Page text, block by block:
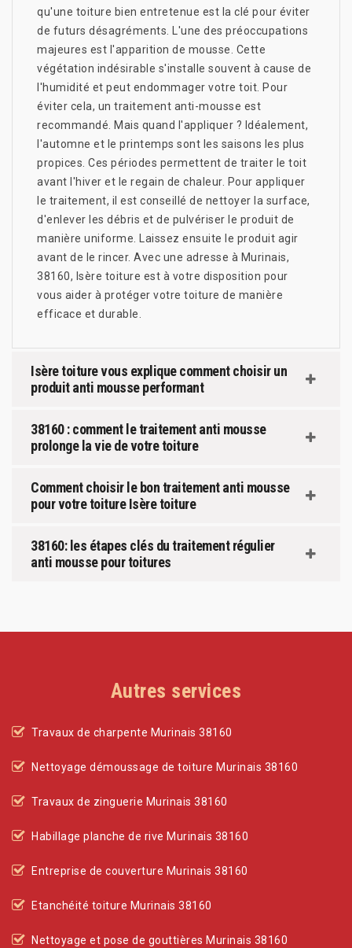
qu'une toiture bien entretenue est la clé pour éviter
de futurs désagréments. L'une des préoccupations
majeures est l'apparition de mousse. Cette
végétation indésirable s'installe souvent à cause de
l'humidité et peut endommager votre toit. Pour
éviter cela, un traitement anti-mousse est
recommandé. Mais quand l'appliquer ? Idéalement,
l'automne et le printemps sont les saisons les plus
propices. Ces périodes permettent de traiter le toit
avant l'hiver et le regain de chaleur. Pour appliquer
le traitement, il est conseillé de nettoyer la surface,
d'enlever les débris et de pulvériser le produit de
manière uniforme. Laissez ensuite le produit agir
avant de le rincer. Avec une adresse à Murinais,
38160, Isère toiture est à votre disposition pour
vous aider à protéger votre toiture de manière
efficace et durable.
Isère toiture vous explique comment choisir un
produit anti mousse performant
38160 : comment le traitement anti mousse
prolonge la vie de votre toiture
Comment choisir le bon traitement anti mousse
pour votre toiture Isère toiture
38160: les étapes clés du traitement régulier
anti mousse pour toitures
Autres services
Travaux de charpente Murinais 38160
Nettoyage démoussage de toiture Murinais 38160
Travaux de zinguerie Murinais 38160
Habillage planche de rive Murinais 38160
Entreprise de couverture Murinais 38160
Etanchéité toiture Murinais 38160
Nettoyage et pose de gouttières Murinais 38160